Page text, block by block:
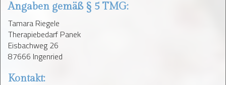
Angaben gemäß § 5 TMG:
Tamara Riegele
Therapiebedarf Panek
Eisbachweg 26
87666 Ingenried
Kontakt: